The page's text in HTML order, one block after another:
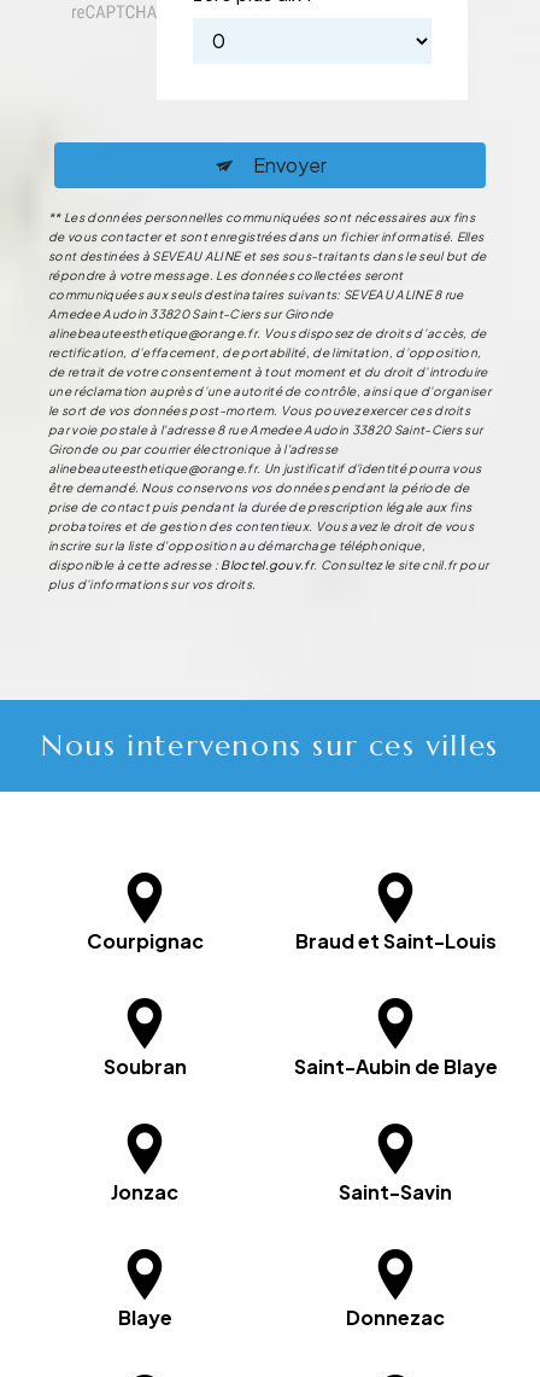
Envoyer
** Les données personnelles communiquées sont nécessaires aux fins
de vous contacter et sont enregistrées dans un fichier informatisé. Elles
sont destinées à SEVEAU ALINE et ses sous-traitants dans le seul but de
répondre à votre message. Les données collectées seront
communiquées aux seuls destinataires suivants: SEVEAU ALINE 8 rue
Amedee Audoin 33820 Saint-Ciers sur Gironde
alinebeauteesthetique@orange.fr. Vous disposez de droits d’accès, de
rectification, d’effacement, de portabilité, de limitation, d’opposition,
de retrait de votre consentement à tout moment et du droit d’introduire
une réclamation auprès d’une autorité de contrôle, ainsi que d’organiser
le sort de vos données post-mortem. Vous pouvez exercer ces droits
par voie postale à l'adresse 8 rue Amedee Audoin 33820 Saint-Ciers sur
Gironde ou par courrier électronique à l'adresse
alinebeauteesthetique@orange.fr. Un justificatif d'identité pourra vous
être demandé. Nous conservons vos données pendant la période de
prise de contact puis pendant la durée de prescription légale aux fins
probatoires et de gestion des contentieux. Vous avez le droit de vous
inscrire sur la liste d'opposition au démarchage téléphonique,
disponible à cette adresse : Bloctel.gouv.fr. Consultez le site cnil.fr pour
plus d’informations sur vos droits.
Nous intervenons sur ces villes
Courpignac Braud et Saint-Louis
Soubran Saint-Aubin de Blaye
Jonzac Saint-Savin
Blaye Donnezac